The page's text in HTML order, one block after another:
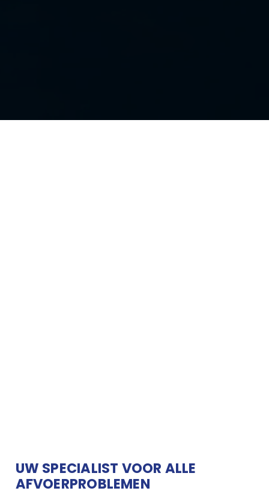
UW SPECIALIST VOOR ALLE
AFVOERPROBLEMEN